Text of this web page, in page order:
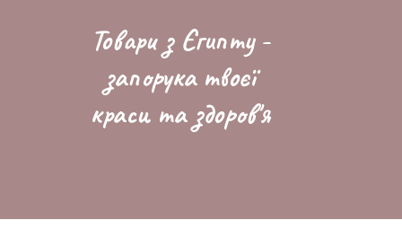
Товари з Єгипту -
запорука твоєї
краси та здоров'я